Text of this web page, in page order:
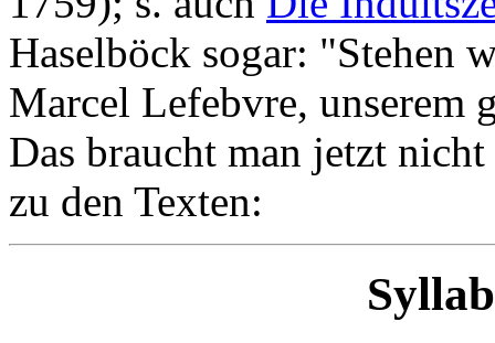
Haselböck sogar: "Stehen
Marcel Lefebvre, unserem
Das braucht man jetzt
zu den Texten: